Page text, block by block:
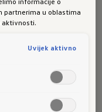
partnerima u oblastima
aktivnosti.
Uvijek aktivno